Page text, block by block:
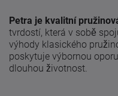
Petra je kvalitní
tvrdostí, která v sobě
výhody klasického
poskytuje výbornou
dlouhou životnost.